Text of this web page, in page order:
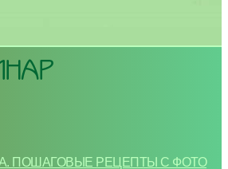
ПОШАГОВЫЕ РЕЦЕПТЫ С ФОТО